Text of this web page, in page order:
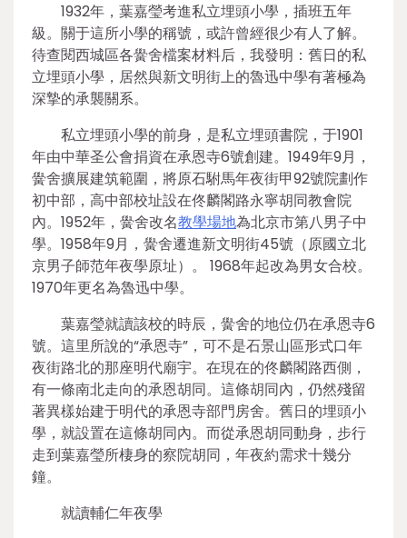
1932年，葉嘉瑩考進私立埋頭小學，插班五年
級。關于這所小學的稱號，或許曾經很少有人了解。
待查閱西城區各黌舍檔案材料后，我發明：舊日的私
立埋頭小學，居然與新文明街上的魯迅中學有著極為
深摯的承襲關系。
私立埋頭小學的前身，是私立埋頭書院，于1901
年由中華圣公會捐資在承恩寺6號創建。1949年9月，
黌舍擴展建筑範圍，將原石駙馬年夜街甲92號院劃作
初中部，高中部校址設在佟麟閣路永寧胡同教會院
內。1952年，黌舍改名教學場地為北京市第八男子中
學。1958年9月，黌舍遷進新文明街45號（原國立北
京男子師范年夜學原址）。 1968年起改為男女合校。
1970年更名為魯迅中學。
葉嘉瑩就讀該校的時辰，黌舍的地位仍在承恩寺6
號。這里所說的“承恩寺”，可不是石景山區形式口年
夜街路北的那座明代廟宇。在現在的佟麟閣路西側，
有一條南北走向的承恩胡同。這條胡同內，仍然殘留
著異樣始建于明代的承恩寺部門房舍。舊日的埋頭小
學，就設置在這條胡同內。而從承恩胡同動身，步行
走到葉嘉瑩所棲身的察院胡同，年夜約需求十幾分
鐘。
就讀輔仁年夜學